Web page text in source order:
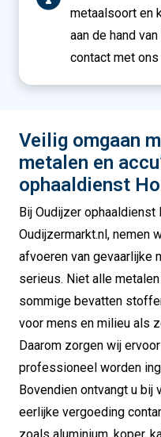
metaalsoort en
aan de hand
contact met
Veilig omgaan
metalen en
ophaaldienst
Bij Oudijzer
Oudijzermarkt.nl, nemen
afvoeren van gevaarlijke
serieus. Niet alle
sommige bevatten
voor mens en milieu als
Daarom zorgen wij
professioneel worden
Bovendien ontvangt u
eerlijke vergoeding